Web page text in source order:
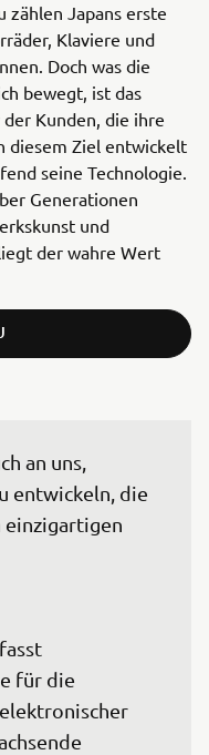
Japans erste
Klaviere und
Doch was die
bewegt, ist das
Kunden, die ihre
diesem Ziel entwickelt
seine Technologie.
Generationen
und
der wahre Wert
an uns,
entwickeln, die
einzigartigen
für die